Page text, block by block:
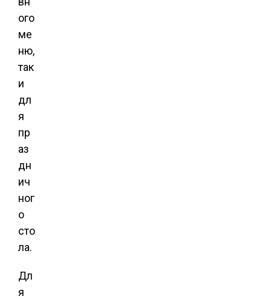
ого
ме
ню,
так
и
дл
я
пр
аз
дн
ич
ног
о
сто
ла.
Дл
я